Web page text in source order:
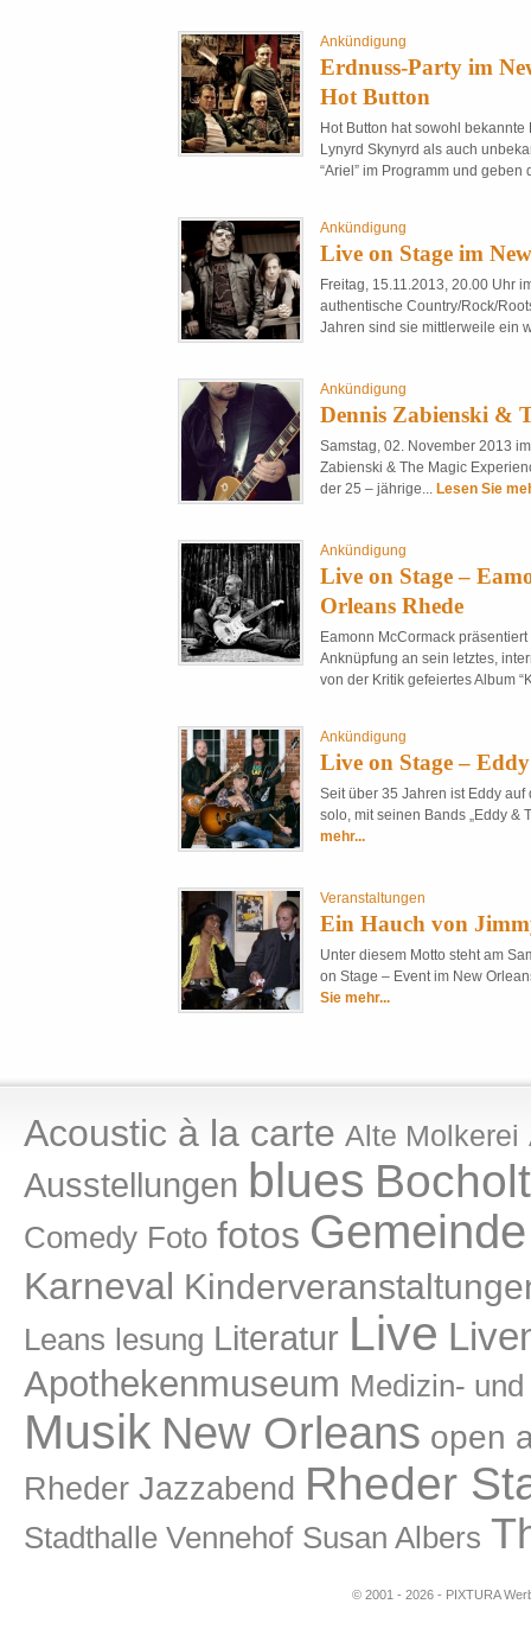
Ankündigung
Erdnuss-Party im
Hot Button
Hot Button hat sowohl
Lynyrd Skynyrd als auch
“Ariel” im Programm und geben
Ankündigung
Live on Stage im
Freitag, 15.11.2013, 20.00 Uhr
authentische Country/Rock/
Jahren sind sie mittlerweile ein
Ankündigung
Dennis Zabienski &
Samstag, 02. November 2013
Zabienski & The Magic
der 25 – jährige... Lesen Sie
Ankündigung
Live on Stage –
Orleans Rhede
Eamonn McCormack
Anknüpfung an sein letztes,
von der Kritik gefeiertes Album
Ankündigung
Live on Stage –
Seit über 35 Jahren ist Eddy
solo, mit seinen Bands „Eddy &
mehr...
Veranstaltungen
Ein Hauch von
Unter diesem Motto steht am
on Stage – Event im New
Sie mehr...
Acoustic à la carte Alte Molkerei
Ausstellungen blues Bocholt
Comedy Foto fotos
Karneval
Leans lesung Literatur Live
Apothekenmuseum Medizin-
Musik New Orleans open
Rheder Jazzabend Rheder
Stadthalle Vennehof Susan Albers
© 2001 - 2026 - PIXTURA